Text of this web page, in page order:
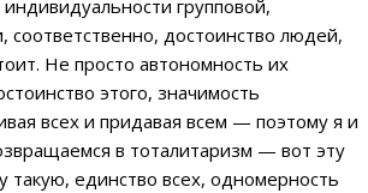
групповой,
соответственно, достоинство людей,
Не просто автономность их
этого, значимость
всех и придавая всем — поэтому я и
в тоталитаризм — вот эту
такую, единство всех, одномерность